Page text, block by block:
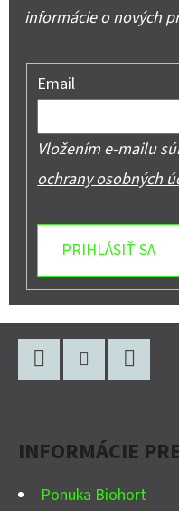
informácie o nových
Email
Vložením e-mailu
ochrany osobných
PRIHLÁSIŤ SA
INFORMÁCIE
Ponuka Biohort